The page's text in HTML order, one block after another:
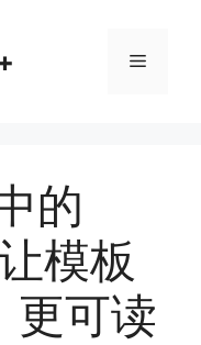
菜
的
模板
更可读